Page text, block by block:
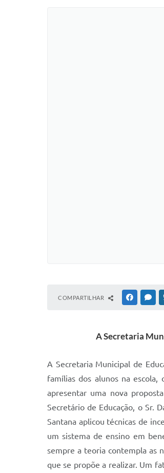
COMPARTILHAR FACEBOOK
A Secretaria
A Secretaria Municipal de
famílias dos alunos na
apresentar uma nova
Secretário de Educação, o Sr.
Santana aplicou técnicas de
um sistema de ensino em
sempre a teoria contempla as
que se propõe a realizar. Um